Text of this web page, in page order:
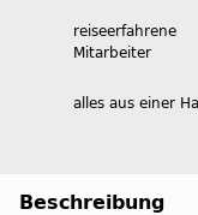
reiseerfahrene
Mitarbeiter
alles aus einer
Beschreibung